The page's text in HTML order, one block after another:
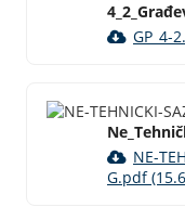
GP_4-
NE-
G.pdf